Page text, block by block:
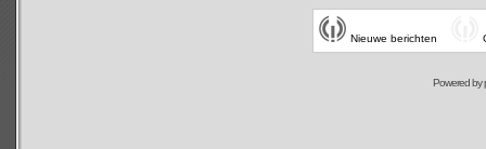
Nieuwe berichten
Powered by